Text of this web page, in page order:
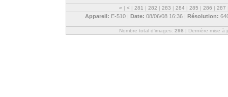
« | < | 281 | 282 | 283 | 284 | 285 | 286 | 287
Appareil: E-510 | Date: 08/06/08 16:36 | Résolution:
Nombre total d'images: 298 | Dernière mise à